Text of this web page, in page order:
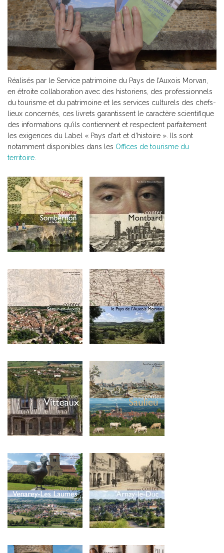
Réalisés par le Service patrimoine du Pays de l’Auxois Morvan,
en étroite collaboration avec des historiens, des professionnels
du tourisme et du patrimoine et les services culturels des chefs-
lieux concernés, ces livrets garantissent le caractère scientifique
des informations qu’ils contiennent et respectent parfaitement
les exigences du Label « Pays d’art et d’histoire ». Ils sont
notamment disponibles dans les Offices de tourisme du
territoire